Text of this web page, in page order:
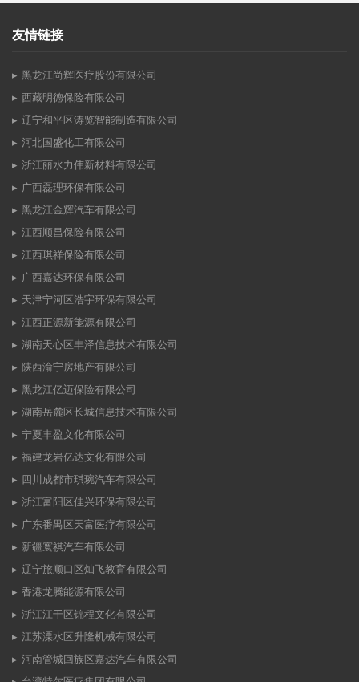
友情链接
黑龙江尚辉医疗股份有限公司
西藏明德保险有限公司
辽宁和平区涛览智能制造有限公司
河北国盛化工有限公司
浙江丽水力伟新材料有限公司
广西磊理环保有限公司
黑龙江金辉汽车有限公司
江西顺昌保险有限公司
江西琪祥保险有限公司
广西嘉达环保有限公司
天津宁河区浩宇环保有限公司
江西正源新能源有限公司
湖南天心区丰泽信息技术有限公司
陕西渝宁房地产有限公司
黑龙江亿迈保险有限公司
湖南岳麓区长城信息技术有限公司
宁夏丰盈文化有限公司
福建龙岩亿达文化有限公司
四川成都市琪琬汽车有限公司
浙江富阳区佳兴环保有限公司
广东番禺区天富医疗有限公司
新疆寰祺汽车有限公司
辽宁旅顺口区灿飞教育有限公司
香港龙腾能源有限公司
浙江江干区锦程文化有限公司
江苏溧水区升隆机械有限公司
河南管城回族区嘉达汽车有限公司